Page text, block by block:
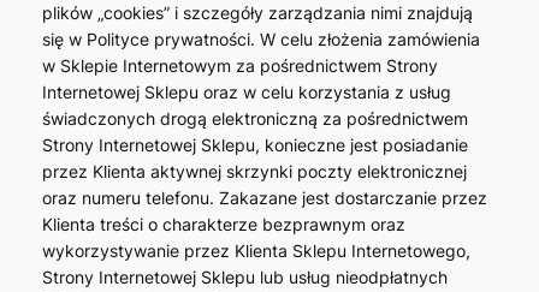
plików „cookies” i szczegóły zarządzania nimi znajdują
się w Polityce prywatności. W celu złożenia zamówienia
w Sklepie Internetowym za pośrednictwem Strony
Internetowej Sklepu oraz w celu korzystania z usług
świadczonych drogą elektroniczną za pośrednictwem
Strony Internetowej Sklepu, konieczne jest posiadanie
przez Klienta aktywnej skrzynki poczty elektronicznej
oraz numeru telefonu. Zakazane jest dostarczanie przez
Klienta treści o charakterze bezprawnym oraz
wykorzystywanie przez Klienta Sklepu Internetowego,
Strony Internetowej Sklepu lub usług nieodpłatnych